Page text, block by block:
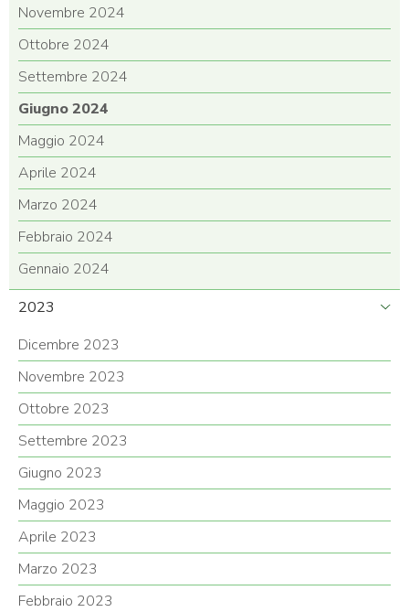
Novembre 2024
Ottobre 2024
Settembre 2024
Giugno 2024
Maggio 2024
Aprile 2024
Marzo 2024
Febbraio 2024
Gennaio 2024
2023
Dicembre 2023
Novembre 2023
Ottobre 2023
Settembre 2023
Giugno 2023
Maggio 2023
Aprile 2023
Marzo 2023
Febbraio 2023